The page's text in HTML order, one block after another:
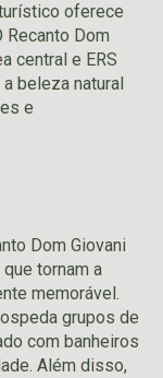
oferece
Dom
central e ERS
beleza natural
e
Dom Giovani
tornam a
memorável.
grupos de
com banheiros
Além disso,